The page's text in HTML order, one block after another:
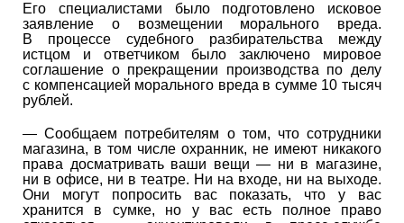
Его специалистами было подготовлено исковое
заявление о возмещении морального вреда.
В процессе судебного разбирательства между
истцом и ответчиком было заключено мировое
соглашение о прекращении производства по делу
с компенсацией морального вреда в сумме 10 тысяч
рублей.
— Сообщаем потребителям о том, что сотрудники
магазина, в том числе охранник, не имеют никакого
права досматривать ваши вещи — ни в магазине,
ни в офисе, ни в театре. Ни на входе, ни на выходе.
Они могут попросить вас показать, что у вас
хранится в сумке, но у вас есть полное право